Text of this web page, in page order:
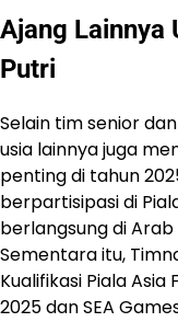
Ajang Lainnya
Putri
Selain tim senior
usia lainnya juga
penting di tahun
berpartisipasi di
berlangsung di Arab
Sementara itu,
Kualifikasi Piala
2025 dan SEA